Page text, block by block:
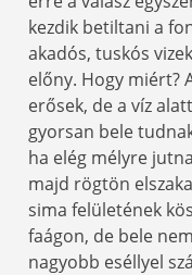
kezdik betiltani a
akadós, tuskós
előny. Hogy miért?
erősek, de a víz
gyorsan bele
ha elég mélyre
majd rögtön
sima felületének
faágon, de bele
nagyobb eséllyel